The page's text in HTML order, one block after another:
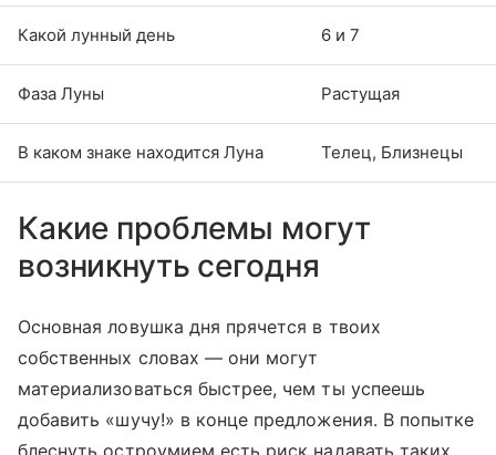
Какой лунный день 6 и 7
Фаза Луны Растущая
В каком знаке находится Луна Телец, Близнецы
Какие проблемы могут
возникнуть сегодня
Основная ловушка дня прячется в твоих
собственных словах — они могут
материализоваться быстрее, чем ты успеешь
добавить «шучу!» в конце предложения. В попытке